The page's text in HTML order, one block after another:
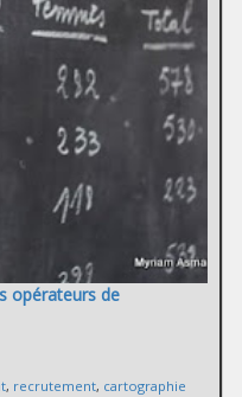
opérateurs de
, recrutement, cartographie